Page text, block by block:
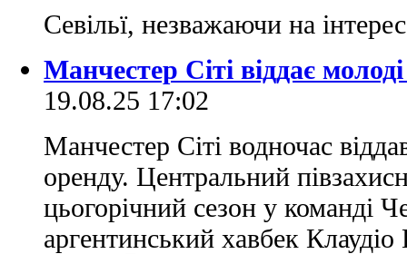
Севільї, незважаючи на
Манчестер Сіті віддає
19.08.25 17:02
Манчестер Сіті водночас
оренду. Центральний
цьогорічний сезон у команді
аргентинський хавбек